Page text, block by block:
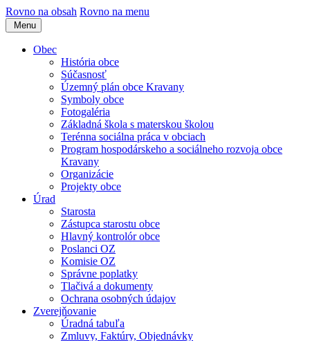
Rovno na obsah Rovno na menu
Menu
Obec
História obce
Súčasnosť
Územný plán obce Kravany
Symboly obce
Fotogaléria
Základná škola s materskou školou
Terénna sociálna práca v obciach
Program hospodárskeho a sociálneho rozvoja obce
Kravany
Organizácie
Projekty obce
Úrad
Starosta
Zástupca starostu obce
Hlavný kontrolór obce
Poslanci OZ
Komisie OZ
Správne poplatky
Tlačivá a dokumenty
Ochrana osobných údajov
Zverejňovanie
Úradná tabuľa
Zmluvy, Faktúry, Objednávky